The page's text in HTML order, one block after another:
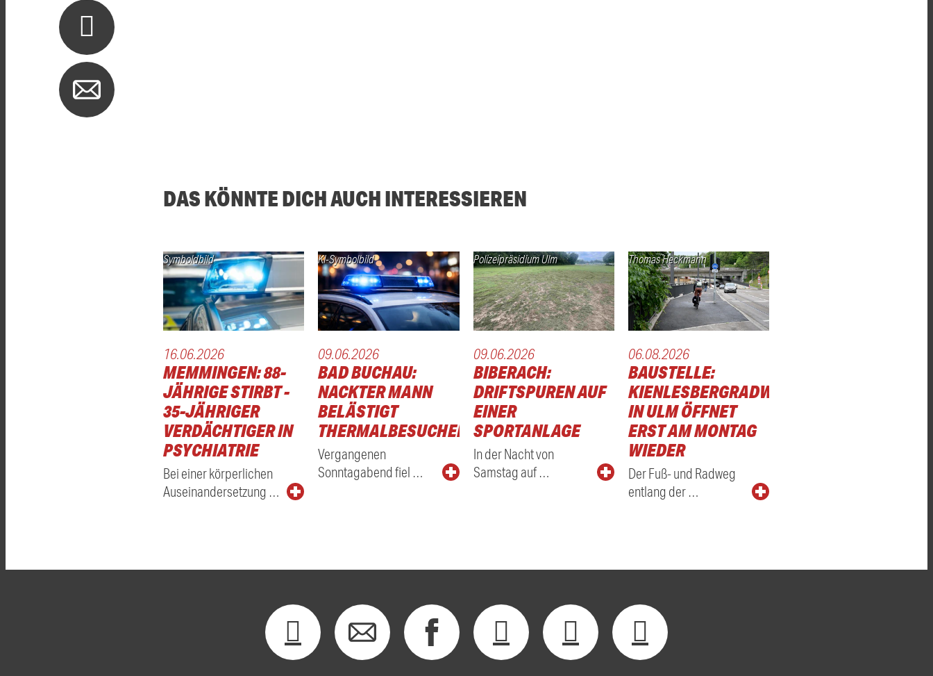
DAS KÖNNTE DICH AUCH INTERESSIEREN
Symboldbild
16.06.2026
MEMMINGEN: 88-
JÄHRIGE STIRBT -
35-JÄHRIGER
VERDÄCHTIGER IN
PSYCHIATRIE
Bei einer körperlichen
Auseinandersetzung …
KI-Symbolbild
09.06.2026
BAD BUCHAU:
NACKTER MANN
BELÄSTIGT
THERMALBESUCHER
Vergangenen
Sonntagabend fiel …
Polizeipräsidium Ulm
09.06.2026
BIBERACH:
DRIFTSPUREN AUF
EINER
SPORTANLAGE
In der Nacht von
Samstag auf …
Thomas Heckmann
06.08.2026
BAUSTELLE:
KIENLESBERGRADWEG
IN ULM ÖFFNET
ERST AM MONTAG
WIEDER
Der Fuß- und Radweg
entlang der …